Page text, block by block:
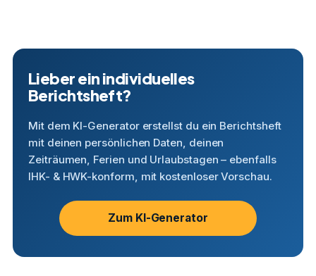
Lieber ein individuelles
Berichtsheft?
Mit dem KI-Generator erstellst du ein Berichtsheft
mit deinen persönlichen Daten, deinen
Zeiträumen, Ferien und Urlaubstagen – ebenfalls
IHK- & HWK-konform, mit kostenloser Vorschau.
Zum KI-Generator